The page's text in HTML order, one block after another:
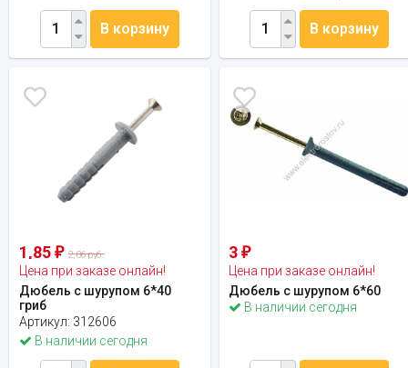
В корзину В корзину
1,85 ₽ 2,06 руб.
Цена при заказе онлайн!
Дюбель с шурупом 6*40
гриб
Артикул: 312606
В наличии сегодня
3₽
Цена при заказе онлайн!
Дюбель с шурупом 6*60
В наличии сегодня